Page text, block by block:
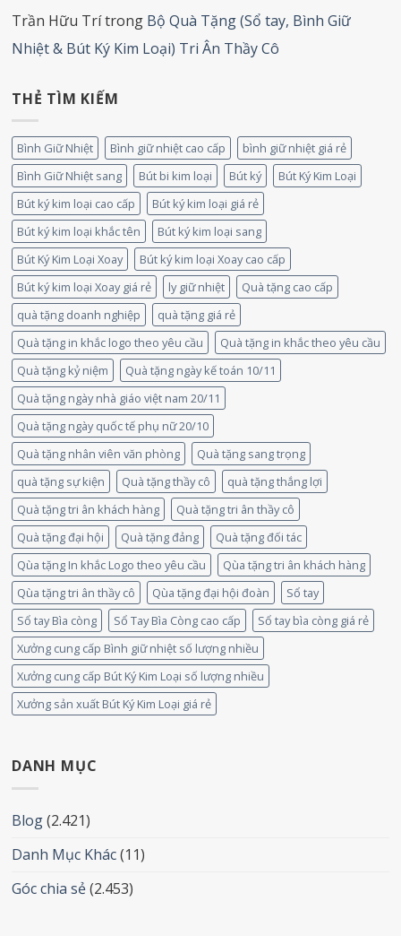
Trần Hữu Trítrong Bộ Quà Tặng (Sổ tay, Bình Giữ
Nhiệt & Bút Ký Kim Loại) Tri Ân Thầy Cô
THẺ TÌM KIẾM
Bình Giữ Nhiệt Bình giữ nhiệt cao cấp
bình giữ nhiệt giá rẻ
Bình Giữ Nhiệt sang
Bút bi kim loại Bút ký
Bút Ký Kim Loại
Bút ký kim loại cao cấp
Bút ký kim loại giá rẻ
Bút ký kim loại khắc tên
Bút ký kim loại sang
Bút Ký Kim Loại Xoay
Bút ký kim loại Xoay cao cấp
Bút ký kim loại Xoay giá rẻ
ly giữ nhiệt
Quà tặng cao cấp
quà tặng doanh nghiệp
quà tặng giá rẻ
Quà tặng in khắc logo theo yêu cầu
Quà tặng in khắc theo yêu cầu
Quà tặng kỷ niệm
Quà tặng ngày kế toán 10/11
Quà tặng ngày nhà giáo việt nam 20/11
Quà tặng ngày quốc tế phụ nữ 20/10
Quà tặng nhân viên văn phòng
Quà tặng sang trọng
quà tặng sự kiện
Quà tặng thầy cô
quà tặng thắng lợi
Quà tặng tri ân khách hàng
Quà tặng tri ân thầy cô
Quà tặng đại hội
Quà tặng đảng
Quà tặng đối tác
Qùa tặng In khắc Logo theo yêu cầu
Qùa tặng tri ân khách hàng
Qùa tặng tri ân thầy cô
Qùa tặng đại hội đoàn
Sổ tay
Sổ tay Bìa còng
Sổ Tay Bìa Còng cao cấp
Sổ tay bìa còng giá rẻ
Xưởng cung cấp Bình giữ nhiệt số lượng nhiều
Xưởng cung cấp Bút Ký Kim Loại số lượng nhiều
Xưởng sản xuất Bút Ký Kim Loại giá rẻ
DANH MỤC
Blog(2.421)
Danh Mục Khác(11)
Góc chia sẻ(2.453)